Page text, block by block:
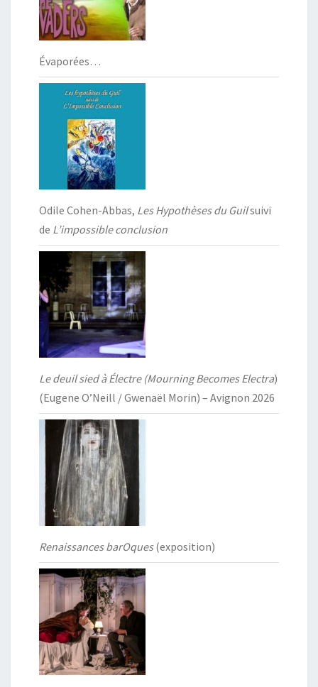
Évaporées…
Odile Cohen-Abbas, Les Hypothèses du Guilsuivi
de L’impossible conclusion
Le deuil sied à Électre (Mourning Becomes Electra)
(Eugene O’Neill / Gwenaël Morin) – Avignon 2026
Renaissances barOques(exposition)